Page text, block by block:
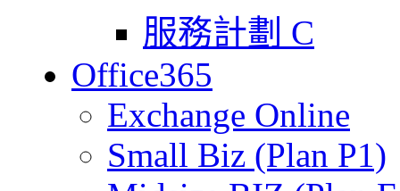
服務計劃 C
Office365
Exchange Online
Small Biz (Plan P1)